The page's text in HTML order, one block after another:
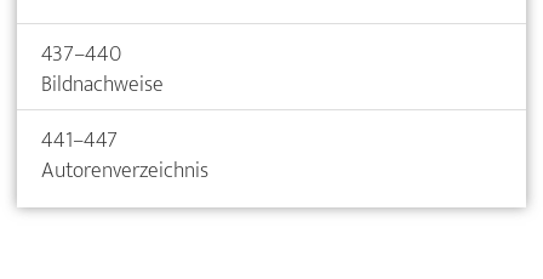
437–440
Bildnachweise
441–447
Autorenverzeichnis